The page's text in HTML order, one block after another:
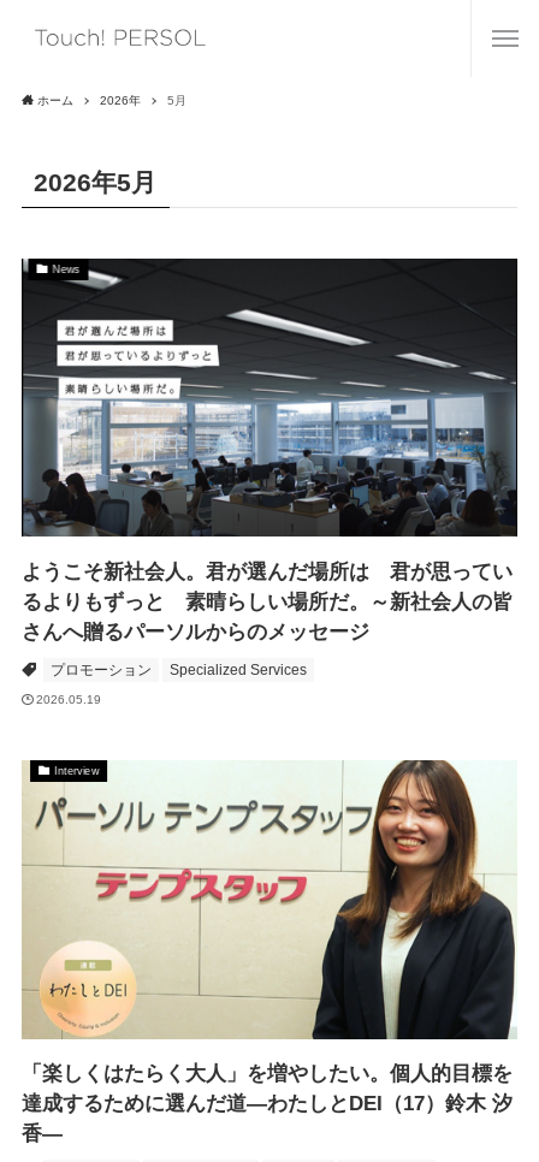
ホーム 2026年 5月
2026年5月
News
ようこそ新社会人。君が選んだ場所は 君が思ってい
るよりもずっと 素晴らしい場所だ。～新社会人の皆
さんへ贈るパーソルからのメッセージ
プロモーション Specialized Services
2026.05.19
Interview
「楽しくはたらく大人」を増やしたい。個人的目標を
達成するために選んだ道―わたしとDEI（17）鈴木 汐
香―